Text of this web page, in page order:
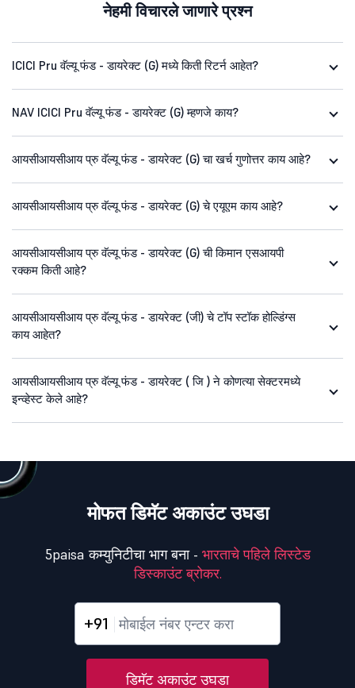
नेहमी विचारले जाणारे प्रश्न
ICICI Pru वॅल्यू फंड - डायरेक्ट (G) मध्ये किती रिटर्न आहेत?
NAV ICICI Pru वॅल्यू फंड - डायरेक्ट (G) म्हणजे काय?
आयसीआयसीआय प्रु वॅल्यू फंड - डायरेक्ट (G) चा खर्च गुणोत्तर काय आहे?
आयसीआयसीआय प्रु वॅल्यू फंड - डायरेक्ट (G) चे एयूएम काय आहे?
आयसीआयसीआय प्रु वॅल्यू फंड - डायरेक्ट (G) ची किमान एसआयपी
रक्कम किती आहे?
आयसीआयसीआय प्रु वॅल्यू फंड - डायरेक्ट (जी) चे टॉप स्टॉक होल्डिंग्स
काय आहेत?
आयसीआयसीआय प्रु वॅल्यू फंड - डायरेक्ट ( जि ) ने कोणत्या सेक्टरमध्ये
इन्व्हेस्ट केले आहे?
मोफत डिमॅट अकाउंट उघडा
5paisa कम्युनिटीचा भाग बना - भारताचे पहिले लिस्टेड
डिस्काउंट ब्रोकर.
+91
डिमॅट अकाउंट उघडा